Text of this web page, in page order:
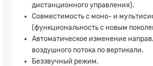
дистанционного управления).
Совместимость с моно- и
(функциональность с новым
Автоматическое изменение
воздушного потока по вертикали.
Беззвучный режим.